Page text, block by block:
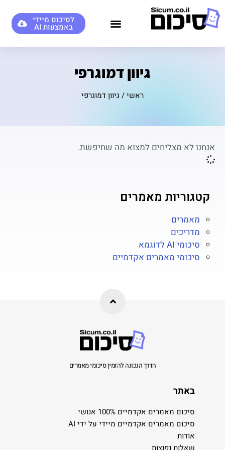
לסיכום מיידי
באמצעות AI
גיוון דמוגרפי
ראשי/גיוון דמוגרפי
אנחנו לא מצליחים למצוא מה שחיפשת.
קטגוריות מאמרים
מאמרים
מדריכים
סיכומי AI לדוגמא
סיכומי מאמרים אקדמיים
הדרך הנכונה להזמין סיכומי מאמרים
באתר
סיכום מאמרים אקדמיים 100% אנושי
סיכום מאמרים אקדמיים מיידי על ידי AI
אודות